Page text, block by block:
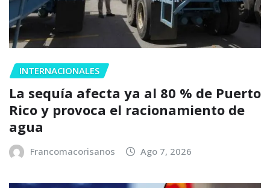
INTERNACIONALES
La sequía afecta ya al 80 % de Puerto
Rico y provoca el racionamiento de
agua
Francomacorisanos Ago 7, 2026